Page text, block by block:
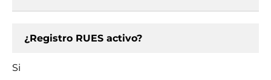
¿Registro RUES activo?
Si